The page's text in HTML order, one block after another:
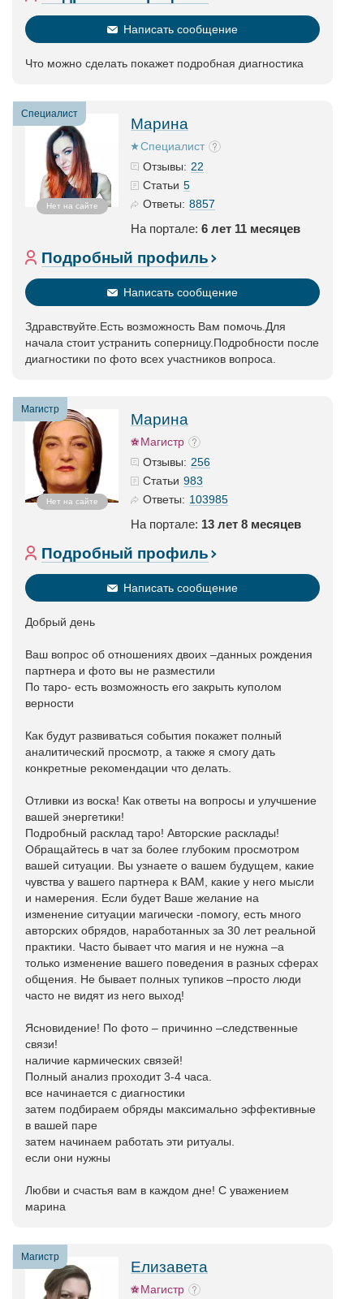
Написать сообщение
Что можно сделать покажет подробная диагностика
Специалист
Нет на сайте
Марина
Специалист
Отзывы: 22
Статьи 5
Ответы: 8857
На портале: 6 лет 11 месяцев
Подробный профиль
Написать сообщение
Здравствуйте.Есть возможность Вам помочь.Для
начала стоит устранить соперницу.Подробности после
диагностики по фото всех участников вопроса.
Магистр
Нет на сайте
Марина
Магистр
Отзывы: 256
Статьи 983
Ответы: 103985
На портале: 13 лет 8 месяцев
Подробный профиль
Написать сообщение
Добрый день
Ваш вопрос об отношениях двоих –данных рождения
партнера и фото вы не разместили
По таро- есть возможность его закрыть куполом
верности
Как будут развиваться события покажет полный
аналитический просмотр, а также я смогу дать
конкретные рекомендации что делать.
Отливки из воска! Как ответы на вопросы и улучшение
вашей энергетики!
Подробный расклад таро! Авторские расклады!
Обращайтесь в чат за более глубоким просмотром
вашей ситуации. Вы узнаете о вашем будущем, какие
чувства у вашего партнера к ВАМ, какие у него мысли
и намерения. Если будет Ваше желание на
изменение ситуации магически -помогу, есть много
авторских обрядов, наработанных за 30 лет реальной
практики. Часто бывает что магия и не нужна –а
только изменение вашего поведения в разных сферах
общения. Не бывает полных тупиков –просто люди
часто не видят из него выход!
Ясновидение! По фото – причинно –следственные
связи!
наличие кармических связей!
Полный анализ проходит 3-4 часа.
все начинается с диагностики
затем подбираем обряды максимально эффективные
в вашей паре
затем начинаем работать эти ритуалы.
если они нужны
Любви и счастья вам в каждом дне! С уважением
марина
Магистр
Елизавета
Магистр